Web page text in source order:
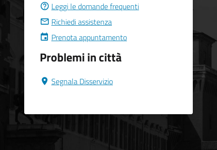
Leggi le domande frequenti
Richiedi assistenza
Prenota appuntamento
Problemi in città
Segnala Disservizio